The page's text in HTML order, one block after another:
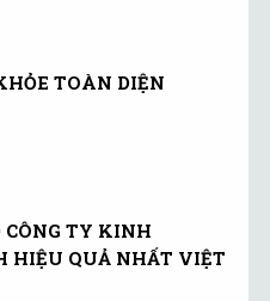
TOÀN DIỆN
CÔNG TY KINH
HIỆU QUẢ NHẤT VIỆT